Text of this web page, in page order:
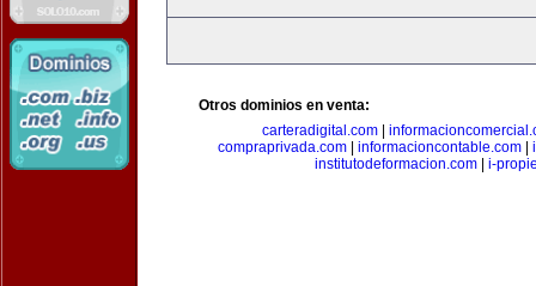
Otros dominios en venta:
carteradigital.com
compraprivada.com
informacioncontable.com
institutodeformacion.com| i-